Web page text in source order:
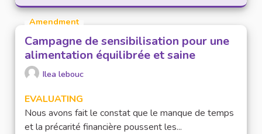
Amendment
Campagne de sensibilisation pour une
alimentation équilibrée et saine
Ilea lebouc
EVALUATING
Nous avons fait le constat que le manque de temps
et la précarité financière poussent les...